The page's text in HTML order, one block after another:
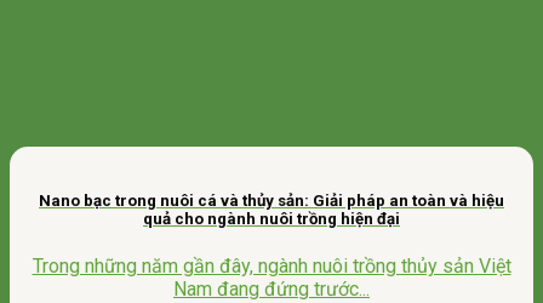
Nano bạc trong nuôi cá và thủy sản: Giải pháp an toàn và hiệu
quả cho ngành nuôi trồng hiện đại
Trong những năm gần đây, ngành nuôi trồng thủy sản Việt
Nam đang đứng trước...